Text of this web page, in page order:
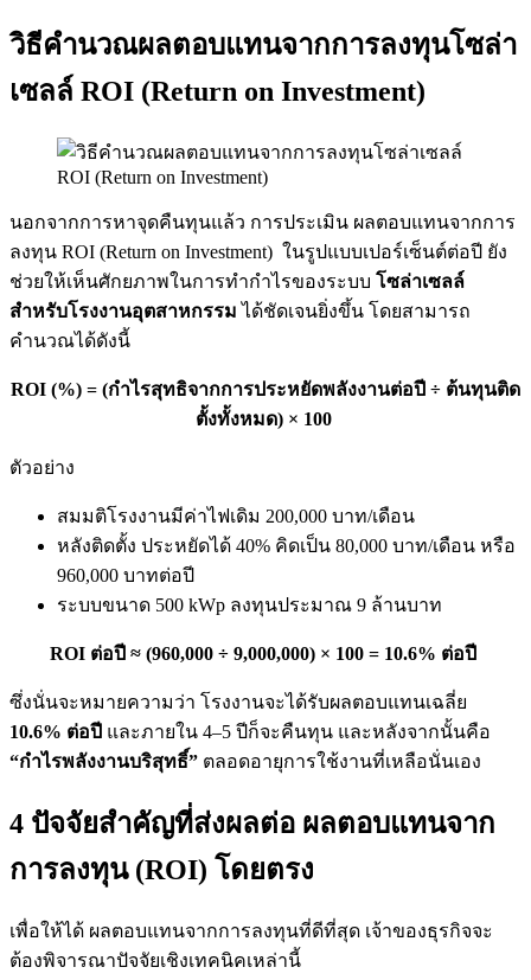
วิธีคำนวณผลตอบแทนจากการลงทุนโซล่า
เซลล์ ROI (Return on Investment)
นอกจากการหาจุดคืนทุนแล้ว การประเมิน ผลตอบแทนจากการ
ลงทุน ROI (Return on Investment) ในรูปแบบเปอร์เซ็นต์ต่อปี ยัง
ช่วยให้เห็นศักยภาพในการทำกำไรของระบบ โซล่าเซลล์
สำหรับโรงงานอุตสาหกรรม ได้ชัดเจนยิ่งขึ้น โดยสามารถ
คำนวณได้ดังนี้
ROI (%) = (กำไรสุทธิจากการประหยัดพลังงานต่อปี ÷ ต้นทุนติด
ตั้งทั้งหมด) × 100
ตัวอย่าง
สมมติโรงงานมีค่าไฟเดิม 200,000 บาท/เดือน
หลังติดตั้ง ประหยัดได้ 40% คิดเป็น 80,000 บาท/เดือน หรือ
960,000 บาทต่อปี
ระบบขนาด 500 kWp ลงทุนประมาณ 9 ล้านบาท
ROI ต่อปี ≈ (960,000 ÷ 9,000,000) × 100 = 10.6% ต่อปี
ซึ่งนั่นจะหมายความว่า โรงงานจะได้รับผลตอบแทนเฉลี่ย
10.6% ต่อปี และภายใน 4–5 ปีก็จะคืนทุน และหลังจากนั้นคือ
“กำไรพลังงานบริสุทธิ์” ตลอดอายุการใช้งานที่เหลือนั่นเอง
4 ปัจจัยสำคัญที่ส่งผลต่อ ผลตอบแทนจาก
การลงทุน (ROI) โดยตรง
เพื่อให้ได้ ผลตอบแทนจากการลงทุนที่ดีที่สุด เจ้าของธุรกิจจะ
ต้องพิจารณาปัจจัยเชิงเทคนิคเหล่านี้